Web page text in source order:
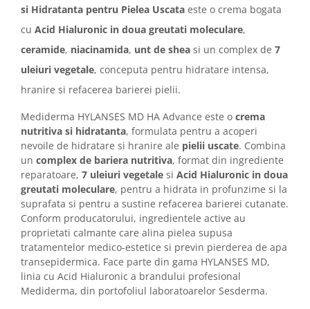
Energie & Performanta
Imunitate & Vitalitate
Longevitate & Regenerare
Superalimente & Detox
STRATPHARMA
ACNEE - ROZACEE
ANTI-AGING
CURATARE - EXFOLIERE
HIDRATARE
ILUMINARE
INGRIJIREA OCHILOR
INGRIJIREA PIELII CORPULUI
PROTECTIE SOLARA
SETURI / KITURI
si Hidratanta pentru Pielea Uscata este o crema bogata
cu Acid Hialuronic in doua greutati moleculare,
ceramide, niacinamida, unt de shea si un complex de 7
uleiuri vegetale, conceputa pentru hidratare intensa,
hranire si refacerea barierei pielii.
Mediderma HYLANSES MD HA Advance este o crema
nutritiva si hidratanta, formulata pentru a acoperi
nevoile de hidratare si hranire ale pielii uscate. Combina
un complex de bariera nutritiva, format din ingrediente
reparatoare, 7 uleiuri vegetale si Acid Hialuronic in doua
greutati moleculare, pentru a hidrata in profunzime si la
suprafata si pentru a sustine refacerea barierei cutanate.
Conform producatorului, ingredientele active au
proprietati calmante care alina pielea supusa
tratamentelor medico-estetice si previn pierderea de apa
transepidermica. Face parte din gama HYLANSES MD,
linia cu Acid Hialuronic a brandului profesional
Mediderma, din portofoliul laboratoarelor Sesderma.